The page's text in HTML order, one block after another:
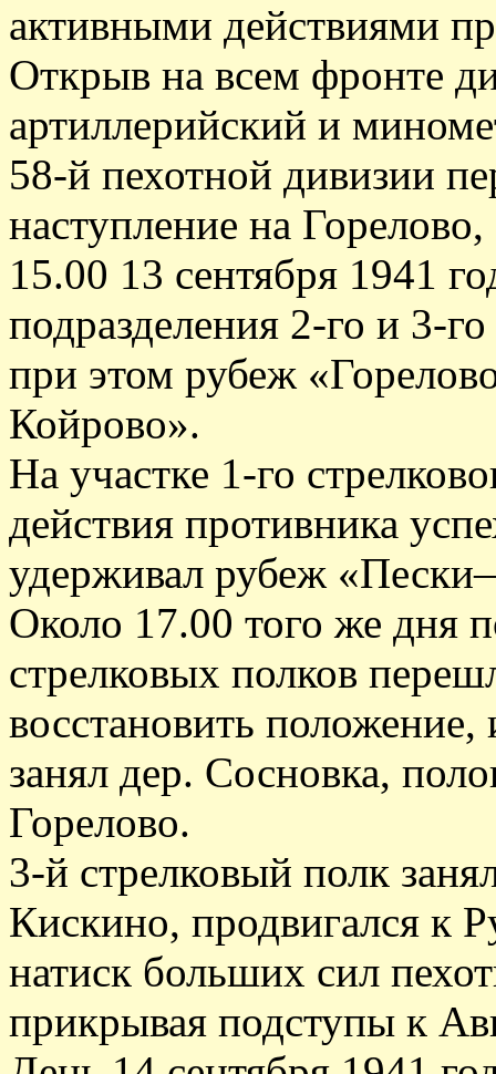
активными действиями
Открыв на всем фронте
артиллерийский и
58-й пехотной дивизии
наступление на
15.00 13 сентября 1941
подразделения 2-го и 3-
при этом рубеж
Койрово».
На участке 1-го
действия противника
удерживал рубеж
Около 17.00 того же дня
стрелковых полков
восстановить
занял дер. Сосновка,
Горелово.
3-й стрелковый полк
Кискино, продвигался к
натиск больших сил
прикрывая подступы к